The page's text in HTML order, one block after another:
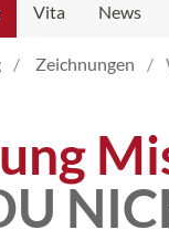
Vita News
Zeichnungen